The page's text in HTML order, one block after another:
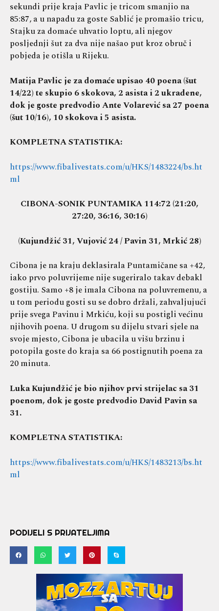
sekundi prije kraja Pavlic je tricom smanjio na
85:87, a u napadu za goste Sablić je promašio tricu,
Stajku za domaće uhvatio loptu, ali njegov
posljednji šut za dva nije našao put kroz obruč i
pobjeda je otišla u Rijeku.
Matija Pavlic je za domaće upisao 40 poena (šut
14/22) te skupio 6 skokova, 2 asista i 2 ukradene,
dok je goste predvodio Ante Volarević sa 27 poena
(šut 10/16), 10 skokova i 5 asista.
KOMPLETNA STATISTIKA:
https://www.fibalivestats.com/u/HKS/1483224/bs.ht
ml
CIBONA-SONIK PUNTAMIKA 114:72 (21:20,
27:20, 36:16, 30:16)
(Kujundžić 31, Vujović 24 / Pavin 31, Mrkić 28)
Cibona je na kraju deklasirala Puntamičane sa +42,
iako prvo poluvrijeme nije sugeriralo takav debakl
gostiju. Samo +8 je imala Cibona na poluvremenu, a
u tom periodu gosti su se dobro držali, zahvaljujući
prije svega Pavinu i Mrkiću, koji su postigli većinu
njihovih poena. U drugom su dijelu stvari sjele na
svoje mjesto, Cibona je ubacila u višu brzinu i
potopila goste do kraja sa 66 postignutih poena za
20 minuta.
Luka Kujundžić je bio njihov prvi strijelac sa 31
poenom, dok je goste predvodio David Pavin sa
31.
KOMPLETNA STATISTIKA:
https://www.fibalivestats.com/u/HKS/1483213/bs.ht
ml
PODIJELI S PRIJATELJIMA